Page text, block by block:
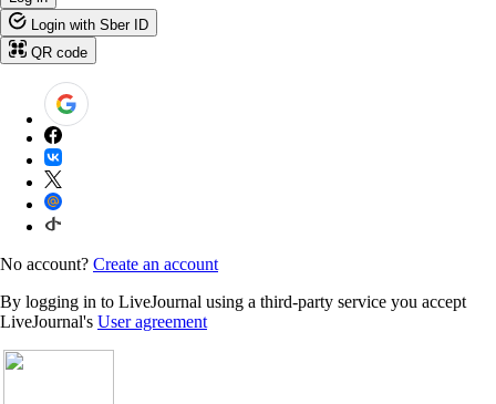
Login with Sber ID
QR code
No account? Create an account
By logging in to LiveJournal using a third-party service you accept
LiveJournal's User agreement